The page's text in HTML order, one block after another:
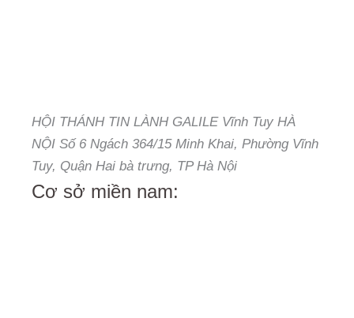
HỘI THÁNH TIN LÀNH GALILE Vĩnh Tuy HÀ
NỘI Số 6 Ngách 364/15 Minh Khai, Phường Vĩnh
Tuy, Quận Hai bà trưng, TP Hà Nội
Cơ sở miền nam: